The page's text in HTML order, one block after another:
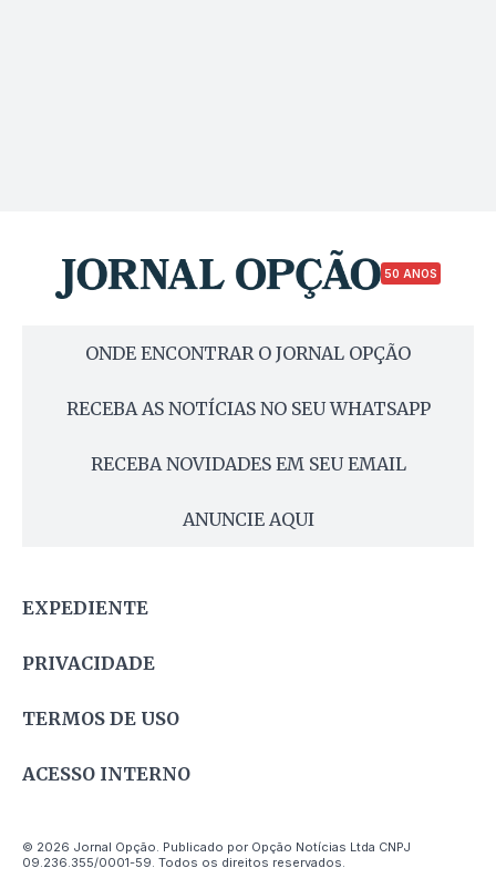
50 ANOS
ONDE ENCONTRAR O JORNAL OPÇÃO
RECEBA AS NOTÍCIAS NO SEU WHATSAPP
RECEBA NOVIDADES EM SEU EMAIL
ANUNCIE AQUI
EXPEDIENTE
PRIVACIDADE
TERMOS DE USO
ACESSO INTERNO
© 2026 Jornal Opção. Publicado por Opção Notícias Ltda CNPJ
09.236.355/0001-59. Todos os direitos reservados.